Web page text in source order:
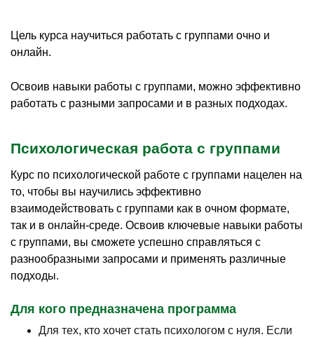
Цель курса научиться работать с группами очно и
онлайн.
Освоив навыки работы с группами, можно эффективно
работать с разными запросами и в разных подходах.
Психологическая работа с группами
Курс по психологической работе с группами нацелен на
то, чтобы вы научились эффективно
взаимодействовать с группами как в очном формате,
так и в онлайн-среде. Освоив ключевые навыки работы
с группами, вы сможете успешно справляться с
разнообразными запросами и применять различные
подходы.
Для кого предназначена программа
Для тех, кто хочет стать психологом с нуля. Если